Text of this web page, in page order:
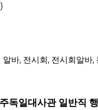
알바, 전시회, 전시회알바,
독일대사관 일반직